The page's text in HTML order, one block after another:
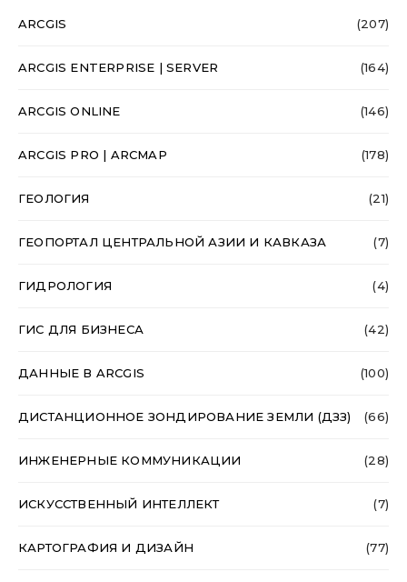
ARCGIS (207)
ARCGIS ENTERPRISE | SERVER (164)
ARCGIS ONLINE (146)
ARCGIS PRO | ARCMAP (178)
ГЕОЛОГИЯ (21)
ГЕОПОРТАЛ ЦЕНТРАЛЬНОЙ АЗИИ И КАВКАЗА (7)
ГИДРОЛОГИЯ (4)
ГИС ДЛЯ БИЗНЕСА (42)
ДАННЫЕ В ARCGIS (100)
ДИСТАНЦИОННОЕ ЗОНДИРОВАНИЕ ЗЕМЛИ (ДЗЗ) (66)
ИНЖЕНЕРНЫЕ КОММУНИКАЦИИ (28)
ИСКУССТВЕННЫЙ ИНТЕЛЛЕКТ (7)
КАРТОГРАФИЯ И ДИЗАЙН (77)